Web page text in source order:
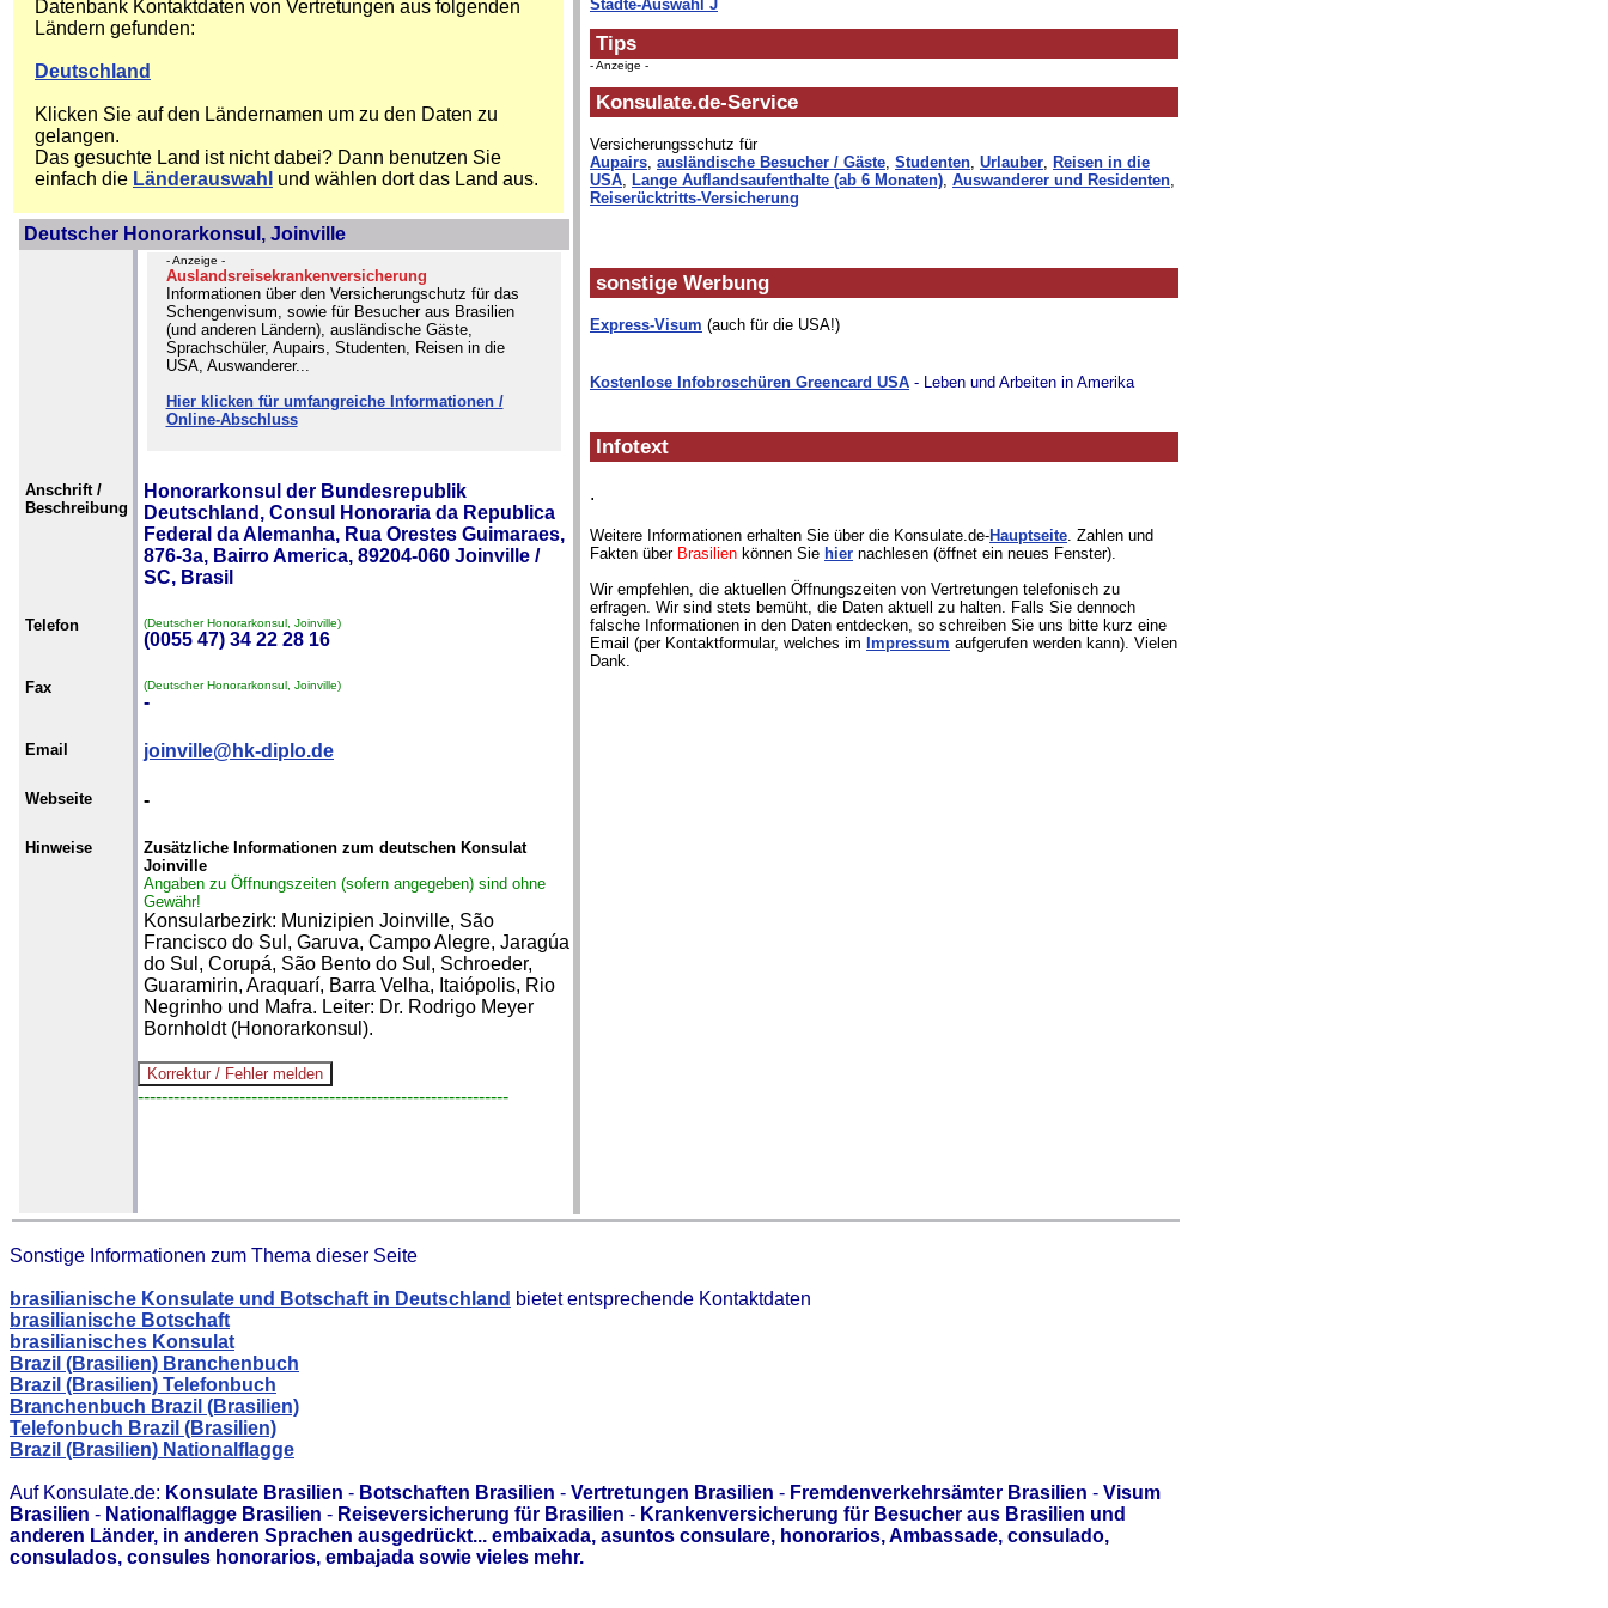
Datenbank Kontaktdaten von Vertretungen aus folgenden
Ländern gefunden:
Deutschland
Klicken Sie auf den Ländernamen um zu den Daten zu
gelangen.
Das gesuchte Land ist nicht dabei? Dann benutzen Sie
einfach die Länderauswahl und wählen dort das Land aus.
Deutscher Honorarkonsul, Joinville
- Anzeige -
Auslandsreisekrankenversicherung
Informationen über den Versicherungschutz für das
Schengenvisum, sowie für Besucher aus Brasilien
(und anderen Ländern), ausländische Gäste,
Sprachschüler, Aupairs, Studenten, Reisen in die
USA, Auswanderer...
Hier klicken für umfangreiche Informationen /
Online-Abschluss
Anschrift /
Beschreibung
Honorarkonsul der Bundesrepublik
Deutschland, Consul Honoraria da Republica
Federal da Alemanha, Rua Orestes Guimaraes,
876-3a, Bairro America, 89204-060 Joinville /
SC, Brasil
Telefon (Deutscher Honorarkonsul, Joinville)
(0055 47) 34 22 28 16
Fax (Deutscher Honorarkonsul, Joinville)
-
Email joinville@hk-diplo.de
Webseite -
Hinweise
Zusätzliche Informationen zum deutschen Konsulat
Joinville
Angaben zu Öffnungszeiten (sofern angegeben) sind ohne
Gewähr!
Konsularbezirk: Munizipien Joinville, São
Francisco do Sul, Garuva, Campo Alegre, Jaragúa
do Sul, Corupá, São Bento do Sul, Schroeder,
Guaramirin, Araquarí, Barra Velha, Itaiópolis, Rio
Negrinho und Mafra. Leiter: Dr. Rodrigo Meyer
Bornholdt (Honorarkonsul).
--------------------------------------------------------------
Städte-Auswahl J
Tips
- Anzeige -
Konsulate.de-Service
Versicherungsschutz für
Aupairs, ausländische Besucher / Gäste, Studenten, Urlauber, Reisen in die
USA, Lange Auflandsaufenthalte (ab 6 Monaten), Auswanderer und Residenten,
Reiserücktritts-Versicherung
sonstige Werbung
Express-Visum (auch für die USA!)
Kostenlose Infobroschüren Greencard USA - Leben und Arbeiten in Amerika
Infotext
.
Weitere Informationen erhalten Sie über die Konsulate.de-Hauptseite. Zahlen und
Fakten über Brasilien können Sie hier nachlesen (öffnet ein neues Fenster).
Wir empfehlen, die aktuellen Öffnungszeiten von Vertretungen telefonisch zu
erfragen. Wir sind stets bemüht, die Daten aktuell zu halten. Falls Sie dennoch
falsche Informationen in den Daten entdecken, so schreiben Sie uns bitte kurz eine
Email (per Kontaktformular, welches im Impressum aufgerufen werden kann). Vielen
Dank.
Sonstige Informationen zum Thema dieser Seite
brasilianische Konsulate und Botschaft in Deutschland bietet entsprechende Kontaktdaten
brasilianische Botschaft
brasilianisches Konsulat
Brazil (Brasilien) Branchenbuch
Brazil (Brasilien) Telefonbuch
Branchenbuch Brazil (Brasilien)
Telefonbuch Brazil (Brasilien)
Brazil (Brasilien) Nationalflagge
Auf Konsulate.de: Konsulate Brasilien - Botschaften Brasilien - Vertretungen Brasilien - Fremdenverkehrsämter Brasilien - Visum
Brasilien - Nationalflagge Brasilien - Reiseversicherung für Brasilien - Krankenversicherung für Besucher aus Brasilien und
anderen Länder, in anderen Sprachen ausgedrückt... embaixada, asuntos consulare, honorarios, Ambassade, consulado,
consulados, consules honorarios, embajada sowie vieles mehr.